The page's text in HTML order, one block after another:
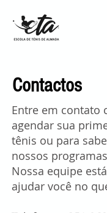
Contactos
Entre em contato
agendar sua
tênis ou para
nossos
Nossa equipe
ajudar você no